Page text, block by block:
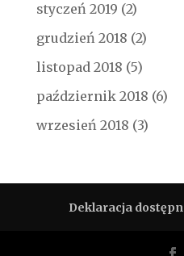
styczeń 2019 (2)
grudzień 2018 (2)
listopad 2018 (5)
październik 2018 (6)
wrzesień 2018 (3)
Deklaracja